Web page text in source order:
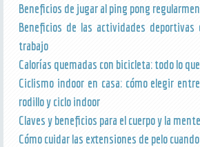
Beneficios de jugar al ping pong
Beneficios de las actividades deportivas
trabajo
Calorías quemadas con bicicleta: todo lo
Ciclismo indoor en casa: cómo elegir
rodillo y ciclo indoor
Claves y beneficios para el cuerpo y la
Cómo cuidar las extensiones de pelo